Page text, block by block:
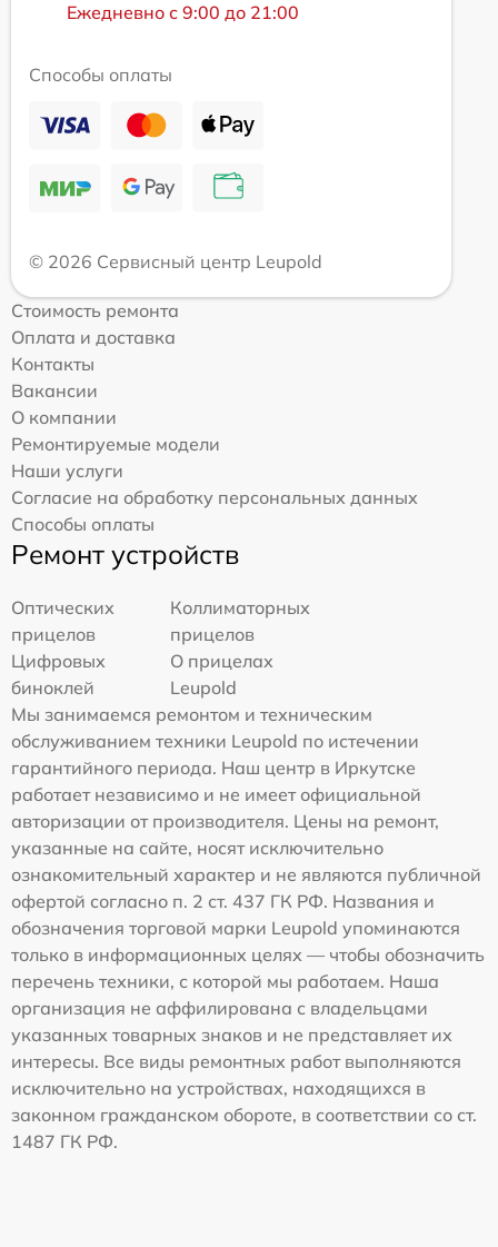
Ежедневно с 9:00 до 21:00
Способы оплаты
© 2026 Сервисный центр Leupold
Стоимость ремонта
Оплата и доставка
Контакты
Вакансии
О компании
Ремонтируемые модели
Наши услуги
Согласие на обработку персональных данных
Способы оплаты
Ремонт устройств
Оптических
прицелов
Коллиматорных
прицелов
Цифровых
биноклей
О прицелах
Leupold
Мы занимаемся ремонтом и техническим
обслуживанием техники Leupold по истечении
гарантийного периода. Наш центр в Иркутске
работает независимо и не имеет официальной
авторизации от производителя. Цены на ремонт,
указанные на сайте, носят исключительно
ознакомительный характер и не являются публичной
офертой согласно п. 2 ст. 437 ГК РФ. Названия и
обозначения торговой марки Leupold упоминаются
только в информационных целях — чтобы обозначить
перечень техники, с которой мы работаем. Наша
организация не аффилирована с владельцами
указанных товарных знаков и не представляет их
интересы. Все виды ремонтных работ выполняются
исключительно на устройствах, находящихся в
законном гражданском обороте, в соответствии со ст.
1487 ГК РФ.